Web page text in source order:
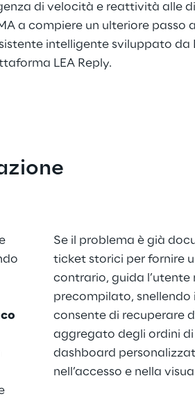
Prebuilt AI Apps
Scopri di più
di velocità e reattività alle
a compiere un ulteriore passo
intelligente sviluppato
LEA Reply.
Se il problema è già
ticket storici per fornire
contrario, guida l’utente
precompilato, snellendo
consente di recuperare
aggregato degli ordini
dashboard
nell’accesso e nella